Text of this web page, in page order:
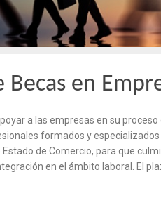
Becas en
a las empresas en su
formados y
de Comercio, para que
en el ámbito laboral. El